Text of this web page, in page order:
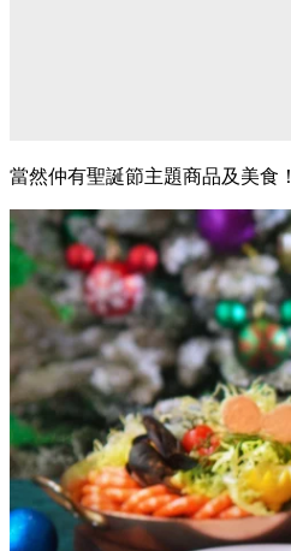
當然仲有聖誕節主題商品及美食！